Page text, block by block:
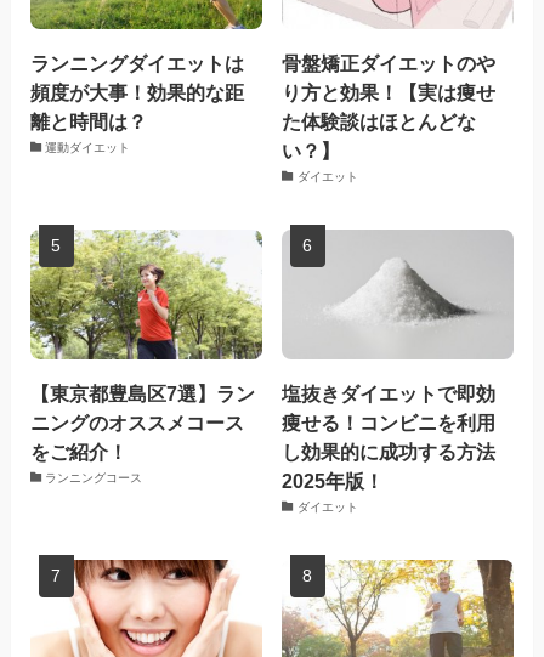
ランニングダイエットは
頻度が大事！効果的な距
離と時間は？
運動ダイエット
骨盤矯正ダイエットのや
り方と効果！【実は痩せ
た体験談はほとんどな
い？】
ダイエット
【東京都豊島区7選】ラン
ニングのオススメコース
をご紹介！
ランニングコース
塩抜きダイエットで即効
痩せる！コンビニを利用
し効果的に成功する方法
2025年版！
ダイエット